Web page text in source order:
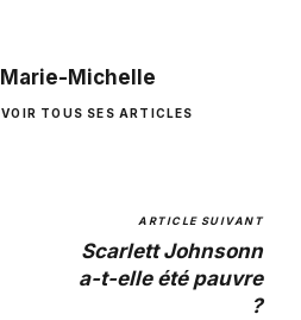
Marie-Michelle
VOIR TOUS SES ARTICLES
ARTICLE SUIVANT
Scarlett Johnsonn
a-t-elle été pauvre
?